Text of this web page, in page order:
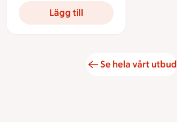
Lägg till
Se hela vårt utbud